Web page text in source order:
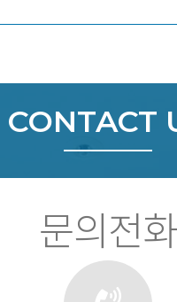
CONTACT
문의전화